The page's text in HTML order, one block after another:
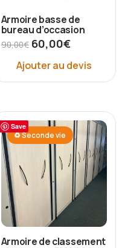
Armoire basse de
bureau d’occasion
90,00€ 60,00€
Ajouter au devis
Save
♻ Seconde vie
Armoire de classement